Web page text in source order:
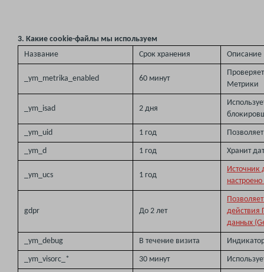
3. Какие cookie-файлы мы используем
Название
Срок хранения Описание
_ym_metrika_enabled 60 минут
Метрики
_ym_isad 2 дня
_ym_uid 1 год
_ym_d 1 год Хранит
_ym_ucs 1 год
Источник
gdpr До 2 лет
действия
данных
_ym_debug В течение визита
_ym_visorc_* 30 минут